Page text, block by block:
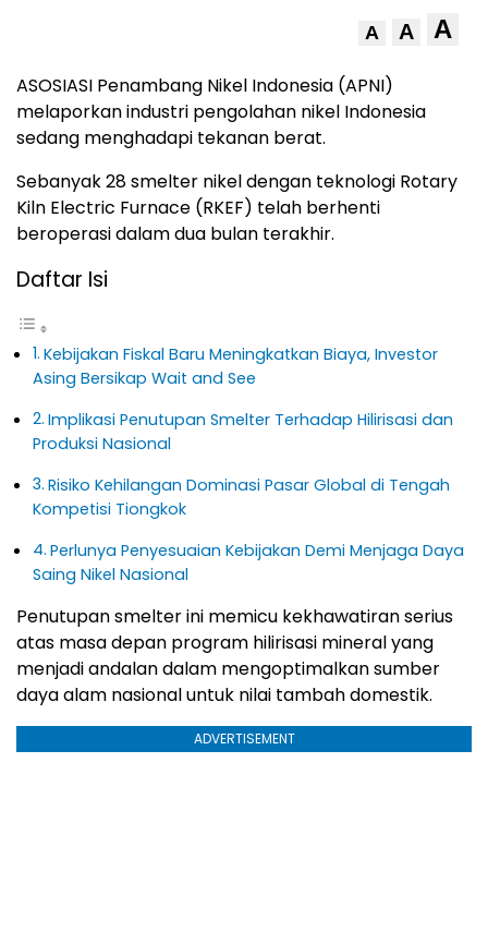
A A A
ASOSIASI Penambang Nikel Indonesia (APNI)
melaporkan industri pengolahan nikel Indonesia
sedang menghadapi tekanan berat.
Sebanyak 28 smelter nikel dengan teknologi Rotary
Kiln Electric Furnace (RKEF) telah berhenti
beroperasi dalam dua bulan terakhir.
Daftar Isi
Kebijakan Fiskal Baru Meningkatkan Biaya, Investor
Asing Bersikap Wait and See
Implikasi Penutupan Smelter Terhadap Hilirisasi dan
Produksi Nasional
Risiko Kehilangan Dominasi Pasar Global di Tengah
Kompetisi Tiongkok
Perlunya Penyesuaian Kebijakan Demi Menjaga Daya
Saing Nikel Nasional
Penutupan smelter ini memicu kekhawatiran serius
atas masa depan program hilirisasi mineral yang
menjadi andalan dalam mengoptimalkan sumber
daya alam nasional untuk nilai tambah domestik.
ADVERTISEMENT